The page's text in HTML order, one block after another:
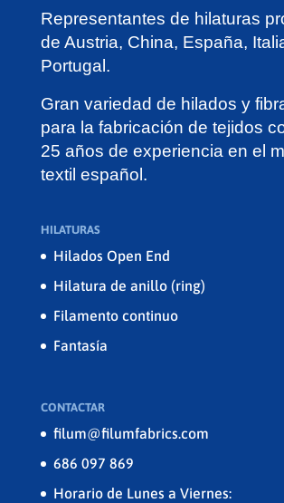
Representantes de hilaturas
de Austria, China, España,
Portugal.
Gran variedad de hilados y
para la fabricación de tejidos
25 años de experiencia en el
textil español.
HILATURAS
Hilados Open End
Hilatura de anillo (ring)
Filamento continuo
Fantasía
CONTACTAR
filum@filumfabrics.com
686 097 869
Horario de Lunes a Viernes: